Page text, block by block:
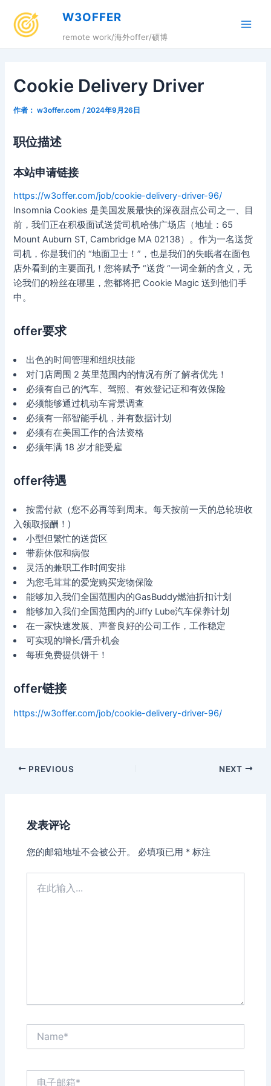
W3OFFER
remote work/海外offer/硕博
Cookie Delivery Driver
作者： w3offer.com /2024年9月26日
职位描述
本站申请链接
https://w3offer.com/job/cookie-delivery-driver-96/
Insomnia Cookies 是美国发展最快的深夜甜点公司之一、目
前，我们正在积极面试送货司机哈佛广场店（地址：65
Mount Auburn ST, Cambridge MA 02138）。作为一名送货
司机，你是我们的 “地面卫士！”，也是我们的失眠者在面包
店外看到的主要面孔！您将赋予 “送货 “一词全新的含义，无
论我们的粉丝在哪里，您都将把 Cookie Magic 送到他们手
中。
offer要求
出色的时间管理和组织技能
对门店周围 2 英里范围内的情况有所了解者优先！
必须有自己的汽车、驾照、有效登记证和有效保险
必须能够通过机动车背景调查
必须有一部智能手机，并有数据计划
必须有在美国工作的合法资格
必须年满 18 岁才能受雇
offer待遇
按需付款（您不必再等到周末。每天按前一天的总轮班收
入领取报酬！)
小型但繁忙的送货区
带薪休假和病假
灵活的兼职工作时间安排
为您毛茸茸的爱宠购买宠物保险
能够加入我们全国范围内的GasBuddy燃油折扣计划
能够加入我们全国范围内的Jiffy Lube汽车保养计划
在一家快速发展、声誉良好的公司工作，工作稳定
可实现的增长/晋升机会
每班免费提供饼干！
offer链接
https://w3offer.com/job/cookie-delivery-driver-96/
Post
PREVIOUS NEXT
发表评论
您的邮箱地址不会被公开。 必填项已用 * 标注